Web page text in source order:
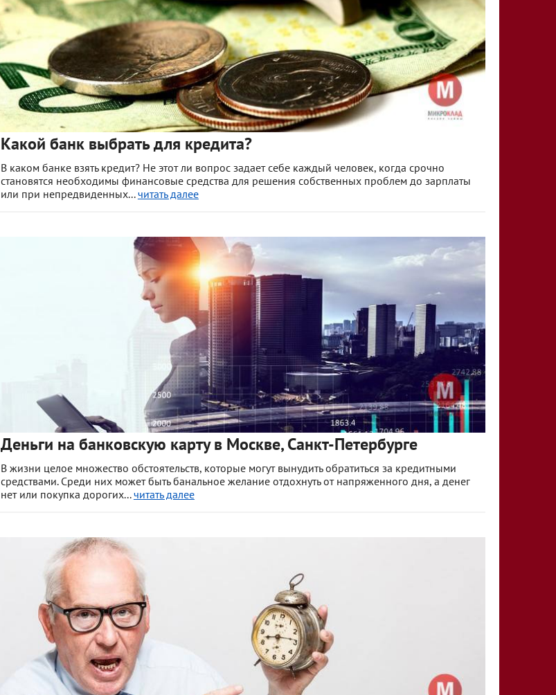
Какой банк выбрать для кредита?
В каком банке взять кредит? Не этот ли вопрос задает себе каждый человек, когда срочно
становятся необходимы финансовые средства для решения собственных проблем до зарплаты
или при непредвиденных...читать далее
Деньги на банковскую карту в Москве, Санкт-Петербурге
В жизни целое множество обстоятельств, которые могут вынудить обратиться за кредитными
средствами. Среди них может быть банальное желание отдохнуть от напряженного дня, а денег
нет или покупка дорогих...читать далее